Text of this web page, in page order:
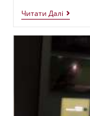
Читати Далі